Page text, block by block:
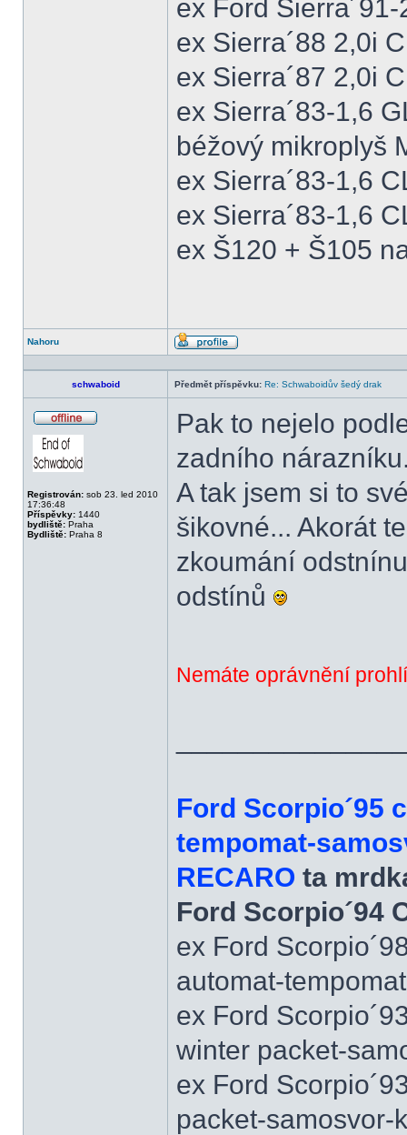
ex Ford
ex Sierra´88 2,0i
ex Sierra´87 2,0i
ex Sierra´83-1,6
béžový mikroplyš
ex Sierra´83-1,6
ex Sierra´83-1,6
ex Š120 + Š105
Nahoru
Profil
schwaboid Předmět příspěvku: Re: Schwaboidův šedý drak
Registrován: sob 23. led 2010
17:36:48
Příspěvky: 1440
bydliště: Praha
Bydliště: Praha 8
Pak to nejelo
zadního
A tak jsem si to
šikovné... Akorát
zkoumání
odstínů
Nemáte oprávnění
Ford Scorpio´95
tempomat-
RECARO ta
Ford Scorpio´94
ex Ford
automat-
ex Ford
winter packet-
ex Ford
packet-samosvor-